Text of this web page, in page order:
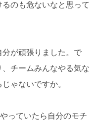
るのも危ないなと思って
が頑張りました。で
チームみんなやる気な
ゃないですか。
っていたら自分のモチ